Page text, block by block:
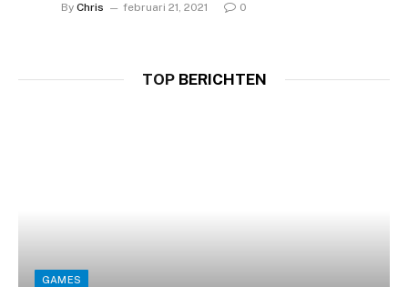
By Chris februari 21, 2021 0
TOPBERICHTEN
GAMES